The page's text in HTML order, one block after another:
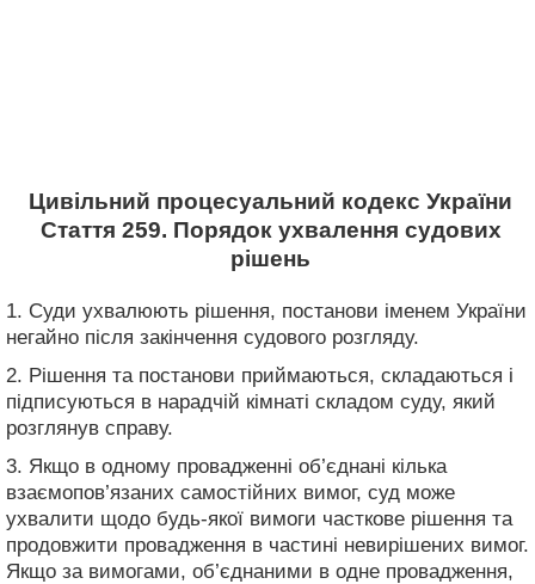
Цивільний процесуальний кодекс України
Стаття 259. Порядок ухвалення судових
рішень
1. Суди ухвалюють рішення, постанови іменем України
негайно після закінчення судового розгляду.
2. Рішення та постанови приймаються, складаються і
підписуються в нарадчій кімнаті складом суду, який
розглянув справу.
3. Якщо в одному провадженні об’єднані кілька
взаємопов’язаних самостійних вимог, суд може
ухвалити щодо будь-якої вимоги часткове рішення та
продовжити провадження в частині невирішених вимог.
Якщо за вимогами, об’єднаними в одне провадження,